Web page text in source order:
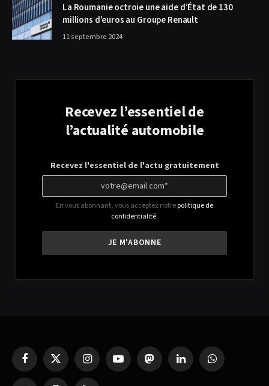
La Roumanie octroie une aide d’État de 130
millions d’euros au Groupe Renault
11 septembre 2024
Recevez l’essentiel de
l’actualité automobile
Recevez l'essentiel de l'actu gratuitement
En vous abonnant, vous acceptez notrepolitique de
confidentialité.
FacebookX
(Twitter)
InstagramYouTube MastodonLinkedIn WhatsApp